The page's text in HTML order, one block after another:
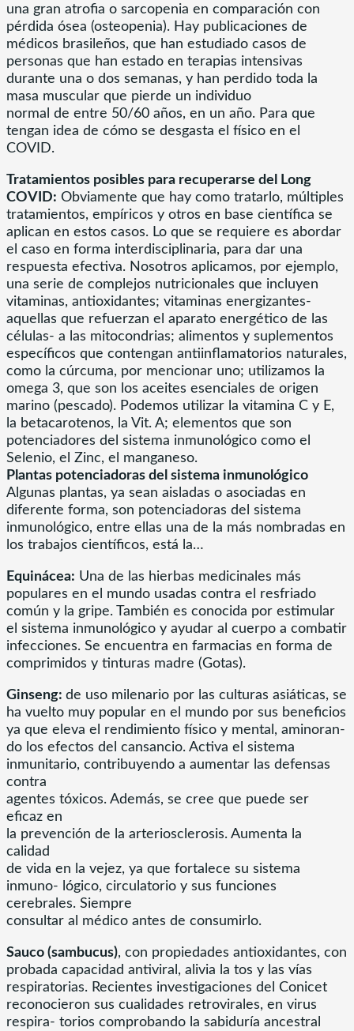
una gran atrofia o sarcopenia en comparación con
pérdida ósea (osteopenia). Hay publicaciones de
médicos brasileños, que han estudiado casos de
personas que han estado en terapias intensivas
durante una o dos semanas, y han perdido toda la
masa muscular que pierde un individuo
normal de entre 50/60 años, en un año. Para que
tengan idea de cómo se desgasta el físico en el
COVID.
Tratamientos posibles para recuperarse del Long
COVID: Obviamente que hay como tratarlo, múltiples
tratamientos, empíricos y otros en base científica se
aplican en estos casos. Lo que se requiere es abordar
el caso en forma interdisciplinaria, para dar una
respuesta efectiva. Nosotros aplicamos, por ejemplo,
una serie de complejos nutricionales que incluyen
vitaminas, antioxidantes; vitaminas energizantes-
aquellas que refuerzan el aparato energético de las
células- a las mitocondrias; alimentos y suplementos
específicos que contengan antiinflamatorios naturales,
como la cúrcuma, por mencionar uno; utilizamos la
omega 3, que son los aceites esenciales de origen
marino (pescado). Podemos utilizar la vitamina C y E,
la betacarotenos, la Vit. A; elementos que son
potenciadores del sistema inmunológico como el
Selenio, el Zinc, el manganeso.
Plantas potenciadoras del sistema inmunológico
Algunas plantas, ya sean aisladas o asociadas en
diferente forma, son potenciadoras del sistema
inmunológico, entre ellas una de la más nombradas en
los trabajos científicos, está la…
Equinácea: Una de las hierbas medicinales más
populares en el mundo usadas contra el resfriado
común y la gripe. También es conocida por estimular
el sistema inmunológico y ayudar al cuerpo a combatir
infecciones. Se encuentra en farmacias en forma de
comprimidos y tinturas madre (Gotas).
Ginseng: de uso milenario por las culturas asiáticas, se
ha vuelto muy popular en el mundo por sus beneficios
ya que eleva el rendimiento físico y mental, aminoran-
do los efectos del cansancio. Activa el sistema
inmunitario, contribuyendo a aumentar las defensas
contra
agentes tóxicos. Además, se cree que puede ser
eficaz en
la prevención de la arteriosclerosis. Aumenta la
calidad
de vida en la vejez, ya que fortalece su sistema
inmuno- lógico, circulatorio y sus funciones
cerebrales. Siempre
consultar al médico antes de consumirlo.
Sauco (sambucus), con propiedades antioxidantes, con
probada capacidad antiviral, alivia la tos y las vías
respiratorias. Recientes investigaciones del Conicet
reconocieron sus cualidades retrovirales, en virus
respira- torios comprobando la sabiduría ancestral